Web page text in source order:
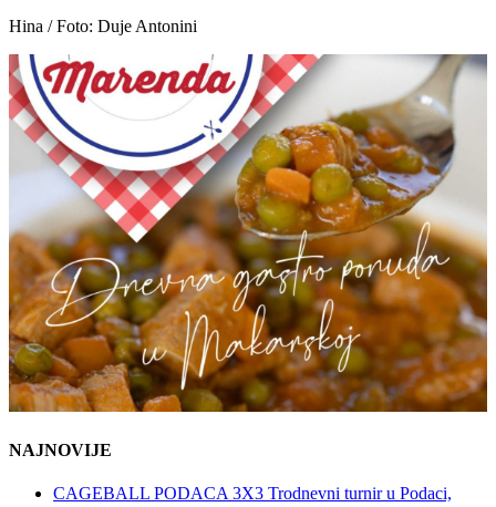
Hina / Foto: Duje Antonini
NAJNOVIJE
CAGEBALL PODACA 3X3 Trodnevni turnir u Podaci,